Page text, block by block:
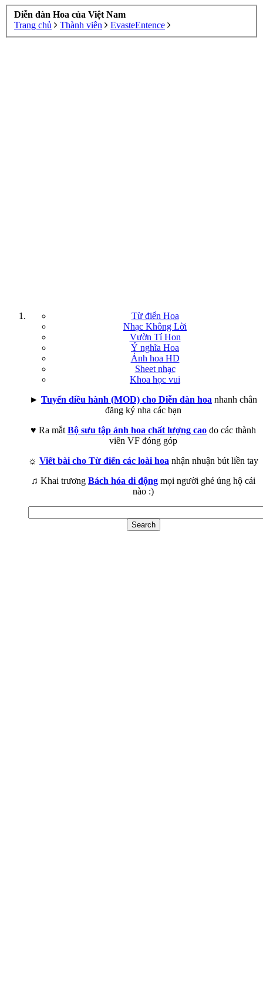
Diễn đàn Hoa của Việt Nam
Trang chủ
Thành viên EvasteEntence
Từ điển Hoa
Nhạc Không Lời
Vườn Tí Hon
Ý nghĩa Hoa
Ảnh hoa HD
Sheet nhạc
Khoa học vui
► Tuyển điều hành (MOD) cho Diễn đàn hoa nhanh chân
đăng ký nha các bạn
♥ Ra mắt Bộ sưu tập ảnh hoa chất lượng cao do các thành
viên VF đóng góp
☼ Viết bài cho Từ điển các loài hoa nhận nhuận bút liền tay
♫ Khai trương Bách hóa di động mọi người ghé ủng hộ cái
nào :)